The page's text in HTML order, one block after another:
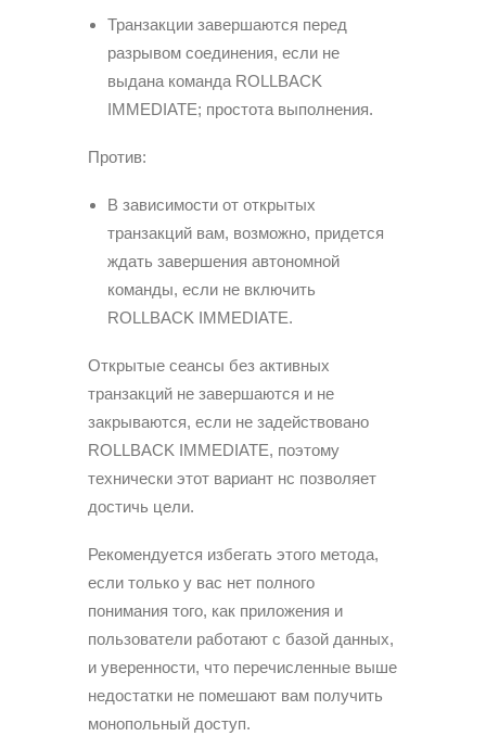
Транзакции завершаются перед
разрывом соединения, если не
выдана команда ROLLBACK
IMMEDIATE; простота выполнения.
Против:
В зависимости от открытых
транзакций вам, возможно, придется
ждать завершения автономной
команды, если не включить
ROLLBACK IMMEDIATE.
Открытые сеансы без активных
транзакций не завершаются и не
закрываются, если не задействовано
ROLLBACK IMMEDIATE, поэтому
технически этот вариант нс позволяет
достичь цели.
Рекомендуется избегать этого метода,
если только у вас нет полного
понимания того, как приложения и
пользователи работают с базой данных,
и уверенности, что перечисленные выше
недостатки не помешают вам получить
монопольный доступ.